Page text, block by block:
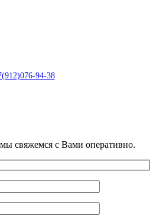
94-38
мы свяжемся с Вами оперативно.